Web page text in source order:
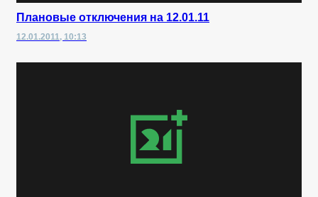
Плановые отключения на 12.01.11
12.01.2011, 10:13